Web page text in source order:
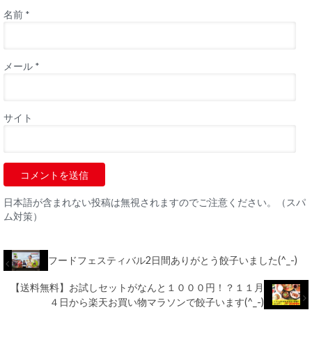
名前 *
メール *
サイト
日本語が含まれない投稿は無視されますのでご注意ください。（スパ
ム対策）
フードフェスティバル2日間ありがとう餃子いました(^_-)
【送料無料】お試しセットがなんと１０００円！？１１月
４日から楽天お買い物マラソンで餃子います(^_-)